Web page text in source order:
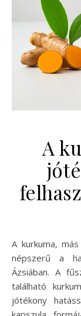
A
A kurkuma, más néven aranygyökér, már évezredek óta
népszerű a
Ázsiában. A
található
jótékony